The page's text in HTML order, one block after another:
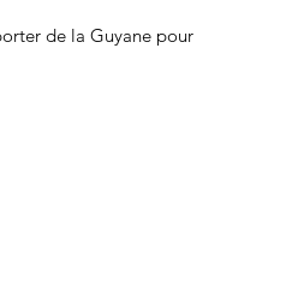
de la Guyane pour